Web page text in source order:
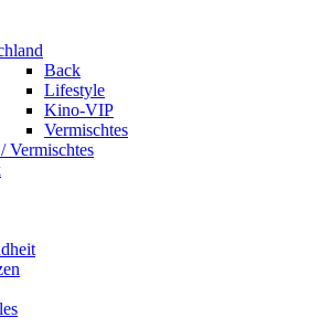
Back
Lifestyle
Kino-VIP
Vermischtes
Vermischtes